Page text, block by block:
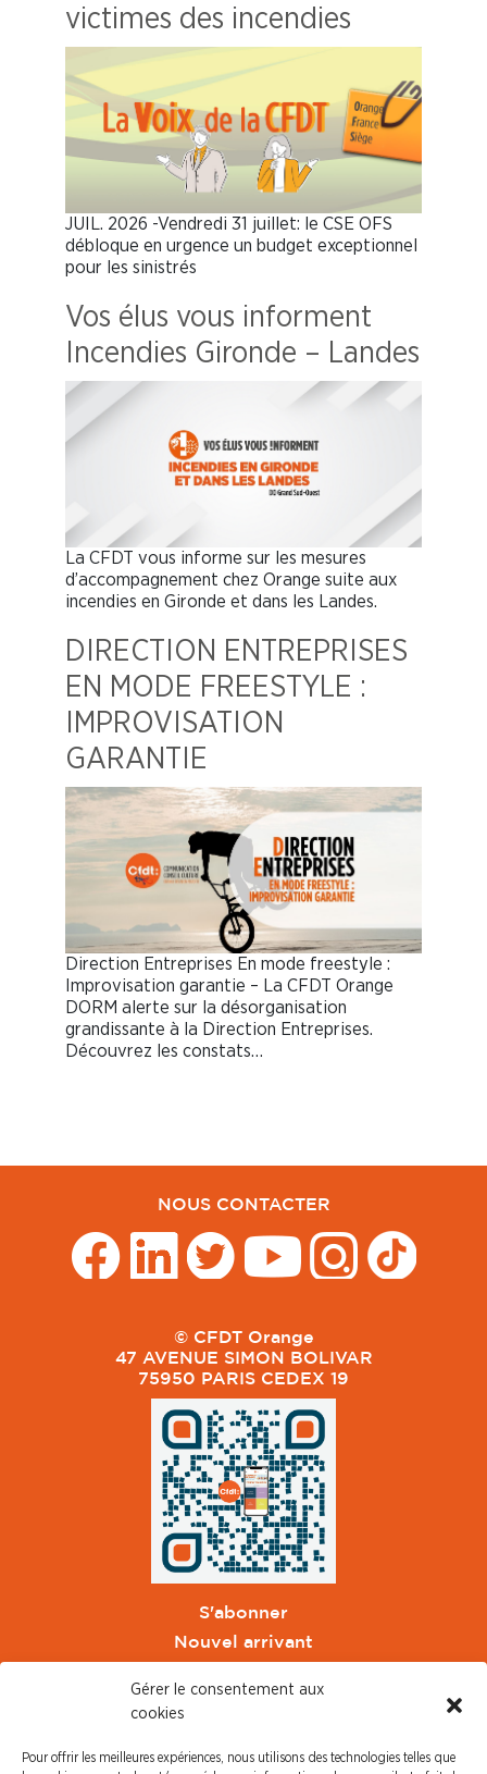
Gérer le consentement aux
cookies
Pour offrir les meilleures expériences, nous utilisons des technologies telles que
victimes des incendies
JUIL. 2026 -Vendredi 31 juillet: le CSE OFS
débloque en urgence un budget exceptionnel
pour les sinistrés
Vos élus vous informent
Incendies Gironde – Landes
La CFDT vous informe sur les mesures
d’accompagnement chez Orange suite aux
incendies en Gironde et dans les Landes.
DIRECTION ENTREPRISES
EN MODE FREESTYLE :
IMPROVISATION
GARANTIE
Direction Entreprises En mode freestyle :
Improvisation garantie – La CFDT Orange
DORM alerte sur la désorganisation
grandissante à la Direction Entreprises.
Découvrez les constats…
NOUS CONTACTER
© CFDT Orange
47 AVENUE SIMON BOLIVAR
75950 PARIS CEDEX 19
S'abonner
Nouvel arrivant
CFDT Cadres